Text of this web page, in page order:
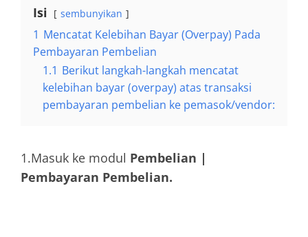
Isi sembunyikan
1 Mencatat Kelebihan Bayar (Overpay) Pada
Pembayaran Pembelian
1.1 Berikut langkah-langkah mencatat
kelebihan bayar (overpay) atas transaksi
pembayaran pembelian ke pemasok/vendor:
1.Masuk ke modul Pembelian |
Pembayaran Pembelian.